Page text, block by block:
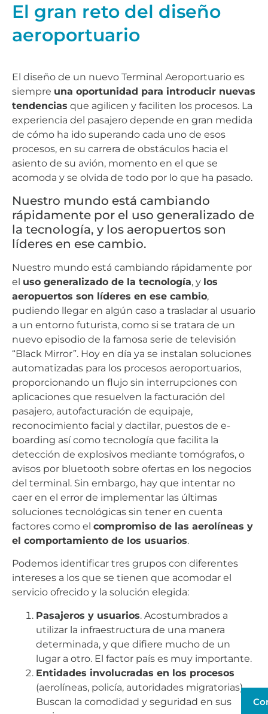
El gran reto del diseño
aeroportuario
El diseño de un nuevo Terminal Aeroportuario es
siempre una oportunidad para introducir nuevas
tendencias que agilicen y faciliten los procesos. La
experiencia del pasajero depende en gran medida
de cómo ha ido superando cada uno de esos
procesos, en su carrera de obstáculos hacia el
asiento de su avión, momento en el que se
acomoda y se olvida de todo por lo que ha pasado.
Nuestro mundo está cambiando
rápidamente por el uso generalizado de
la tecnología, y los aeropuertos son
líderes en ese cambio.
Nuestro mundo está cambiando rápidamente por
el uso generalizado de la tecnología, y los
aeropuertos son líderes en ese cambio,
pudiendo llegar en algún caso a trasladar al usuario
a un entorno futurista, como si se tratara de un
nuevo episodio de la famosa serie de televisión
“Black Mirror”. Hoy en día ya se instalan soluciones
automatizadas para los procesos aeroportuarios,
proporcionando un flujo sin interrupciones con
aplicaciones que resuelven la facturación del
pasajero, autofacturación de equipaje,
reconocimiento facial y dactilar, puestos de e-
boarding así como tecnología que facilita la
detección de explosivos mediante tomógrafos, o
avisos por bluetooth sobre ofertas en los negocios
del terminal. Sin embargo, hay que intentar no
caer en el error de implementar las últimas
soluciones tecnológicas sin tener en cuenta
factores como el compromiso de las aerolíneas y
el comportamiento de los usuarios.
Podemos identificar tres grupos con diferentes
intereses a los que se tienen que acomodar el
servicio ofrecido y la solución elegida:
Pasajeros y usuarios. Acostumbrados a
utilizar la infraestructura de una manera
determinada, y que difiere mucho de un
lugar a otro. El factor país es muy importante.
Entidades involucradas en los procesos
(aerolíneas, policía, autoridades migratorias).
Buscan la comodidad y seguridad en sus